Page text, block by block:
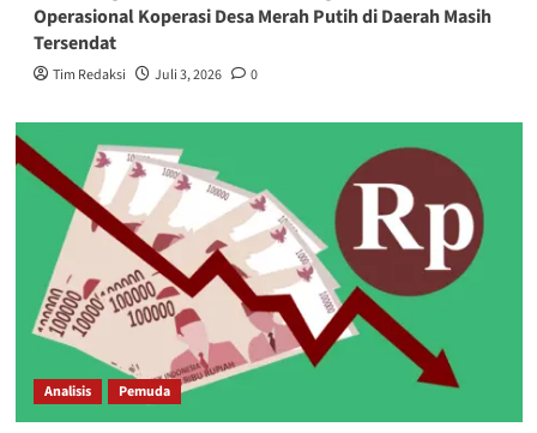
Operasional Koperasi Desa Merah Putih di Daerah Masih
Tersendat
Tim Redaksi Juli 3, 2026 0
Analisis Pemuda